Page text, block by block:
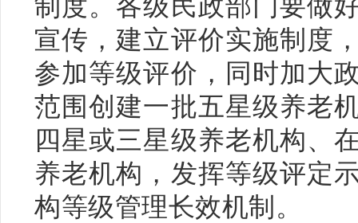
宣传，建立评价实施制度
参加等级评价，同时加大
范围创建一批五星级养老
四星或三星级养老机构、
养老机构，发挥等级评定
构等级管理长效机制。